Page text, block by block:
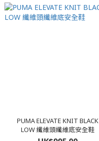
PUMA ELEVATE KNIT BLACK
LOW 纖維頭纖維底安全鞋